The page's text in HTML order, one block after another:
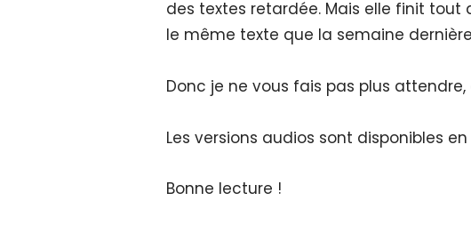
des textes retardée. Mais elle finit tout
le même texte que la semaine
Donc je ne vous fais pas plus
Les versions audios sont disponibles
Bonne lecture !